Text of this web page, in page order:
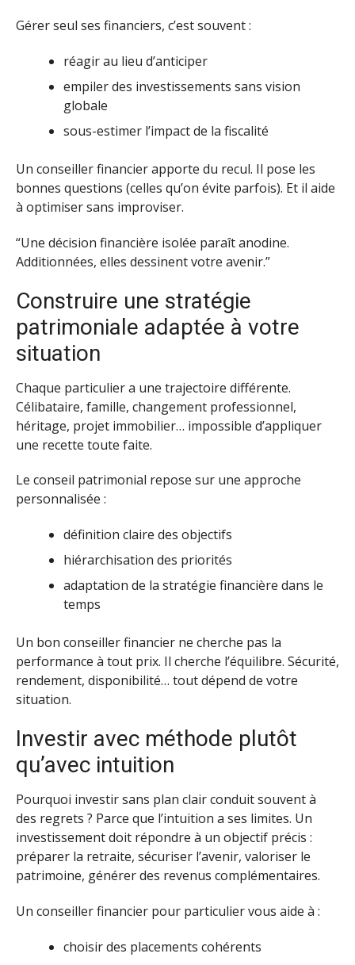
Gérer seul ses financiers, c’est souvent :
réagir au lieu d’anticiper
empiler des investissements sans vision
globale
sous-estimer l’impact de la fiscalité
Un conseiller financier apporte du recul. Il pose les
bonnes questions (celles qu’on évite parfois). Et il aide
à optimiser sans improviser.
“Une décision financière isolée paraît anodine.
Additionnées, elles dessinent votre avenir.”
Construire une stratégie
patrimoniale adaptée à votre
situation
Chaque particulier a une trajectoire différente.
Célibataire, famille, changement professionnel,
héritage, projet immobilier… impossible d’appliquer
une recette toute faite.
Le conseil patrimonial repose sur une approche
personnalisée :
définition claire des objectifs
hiérarchisation des priorités
adaptation de la stratégie financière dans le
temps
Un bon conseiller financier ne cherche pas la
performance à tout prix. Il cherche l’équilibre. Sécurité,
rendement, disponibilité… tout dépend de votre
situation.
Investir avec méthode plutôt
qu’avec intuition
Pourquoi investir sans plan clair conduit souvent à
des regrets ? Parce que l’intuition a ses limites. Un
investissement doit répondre à un objectif précis :
préparer la retraite, sécuriser l’avenir, valoriser le
patrimoine, générer des revenus complémentaires.
Un conseiller financier pour particulier vous aide à :
choisir des placements cohérents